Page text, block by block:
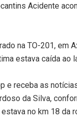
Acidente
na TO-201, em
estava caída ao
e receba as
da Silva,
no km 18 da